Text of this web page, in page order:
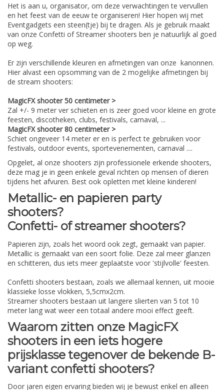
Het is aan u, organisator, om deze verwachtingen te vervullen
en het feest van de eeuw te organiseren! Hier hopen wij met
Eventgadgets een steen(tje) bij te dragen. Als je gebruik maakt
van onze Confetti of Streamer shooters ben je natuurlijk al goed
op weg.
Er zijn verschillende kleuren en afmetingen van onze kanonnen.
Hier alvast een opsomming van de 2 mogelijke afmetingen bij
de stream shooters:
MagicFX shooter 50 centimeter >
Zal +/- 9 meter ver schieten en is zeer goed voor kleine en grote
feesten, discotheken, clubs, festivals, carnaval, ...
MagicFX shooter 80 centimeter >
Schiet ongeveer 14 meter er en is perfect te gebruiken voor
festivals, outdoor events, sportevenementen, carnaval ....
Opgelet, al onze shooters zijn professionele erkende shooters,
deze mag je in geen enkele geval richten op mensen of dieren
tijdens het afvuren. Best ook opletten met kleine kinderen!
Metallic- en papieren party
shooters?
Confetti- of streamer shooters?
Papieren zijn, zoals het woord ook zegt, gemaakt van papier.
Metallic is gemaakt van een soort folie. Deze zal meer glanzen
en schitteren, dus iets meer geplaatste voor 'stijlvolle' feesten.
Confetti shooters bestaan, zoals we allemaal kennen, uit mooie
klassieke losse vlokken, 5,5cmx2cm.
Streamer shooters bestaan uit langere slierten van 5 tot 10
meter lang wat weer een totaal andere mooi effect geeft.
Waarom zitten onze MagicFX
shooters in een iets hogere
prijsklasse tegenover de bekende B-
variant confetti shooters?
Door jaren eigen ervaring bieden wij je bewust enkel en alleen